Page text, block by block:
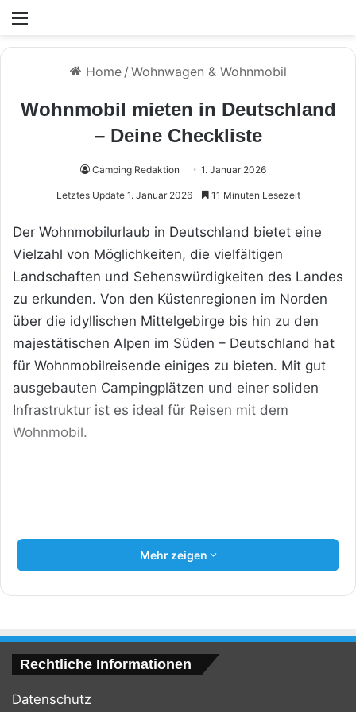
Home / Wohnwagen & Wohnmobil
Wohnmobil mieten in Deutschland
– Deine Checkliste
Camping Redaktion 1. Januar 2026
Letztes Update 1. Januar 2026 11 Minuten Lesezeit
Der Wohnmobilurlaub in Deutschland bietet eine
Vielzahl von Möglichkeiten, die vielfältigen
Landschaften und Sehenswürdigkeiten des Landes
zu erkunden. Von den Küstenregionen im Norden
über die idyllischen Mittelgebirge bis hin zu den
majestätischen Alpen im Süden – Deutschland hat
für Wohnmobilreisende einiges zu bieten. Mit gut
ausgebauten Campingplätzen und einer soliden
Infrastruktur ist es ideal für Reisen mit dem
Wohnmobil.
Wohnmobil mieten in Deutschland – Deine
Checkliste [Bildinhalt mit KI erstellt]
Mehr zeigen
Rechtliche Informationen
Datenschutz